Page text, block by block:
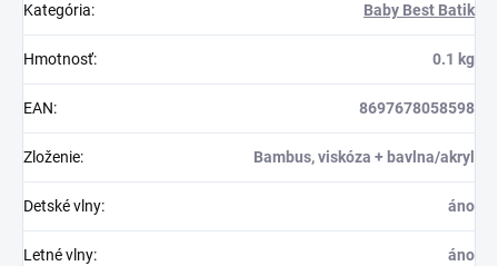
Kategória: Baby Best Batik
Hmotnosť: 0.1 kg
EAN: 8697678058598
Zloženie: Bambus, viskóza + bavlna/akryl
Detské vlny: áno
Letné vlny: áno